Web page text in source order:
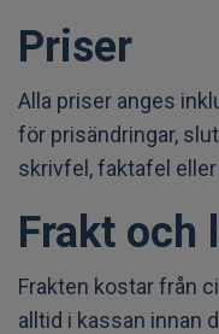
Priser
Alla priser anges
för prisändringar,
skrivfel, faktafel
Frakt och
Frakten kostar från
alltid i kassan innan